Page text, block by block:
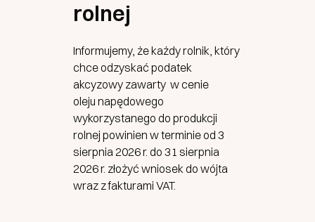
rolnej
Informujemy, że każdy rolnik, który
chce odzyskać podatek
akcyzowy zawarty w cenie
oleju napędowego
wykorzystanego do produkcji
rolnej powinien w terminie od 3
sierpnia 2026 r. do 31 sierpnia
2026 r. złożyć wniosek do wójta
wraz z fakturami VAT.